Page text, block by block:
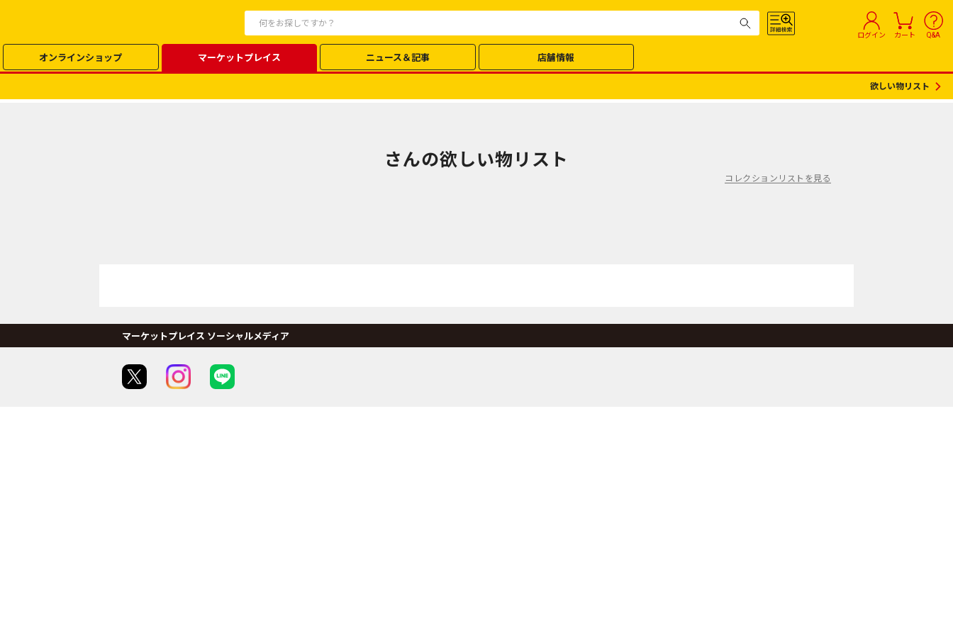
ログイン カート Q&A
オンラインショップ マーケットプレイス ニュース＆記事 店舗情報
欲しい物リスト
さんの欲しい物リスト
コレクションリストを見る
マーケットプレイス ソーシャルメディア